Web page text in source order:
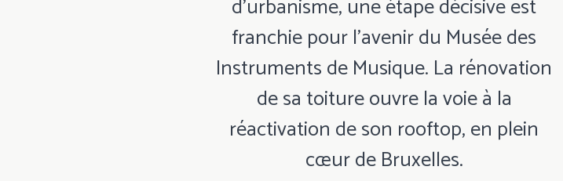
d’urbanisme, une étape décisive est
franchie pour l’avenir du Musée des
Instruments de Musique. La rénovation
de sa toiture ouvre la voie à la
réactivation de son rooftop, en plein
cœur de Bruxelles.